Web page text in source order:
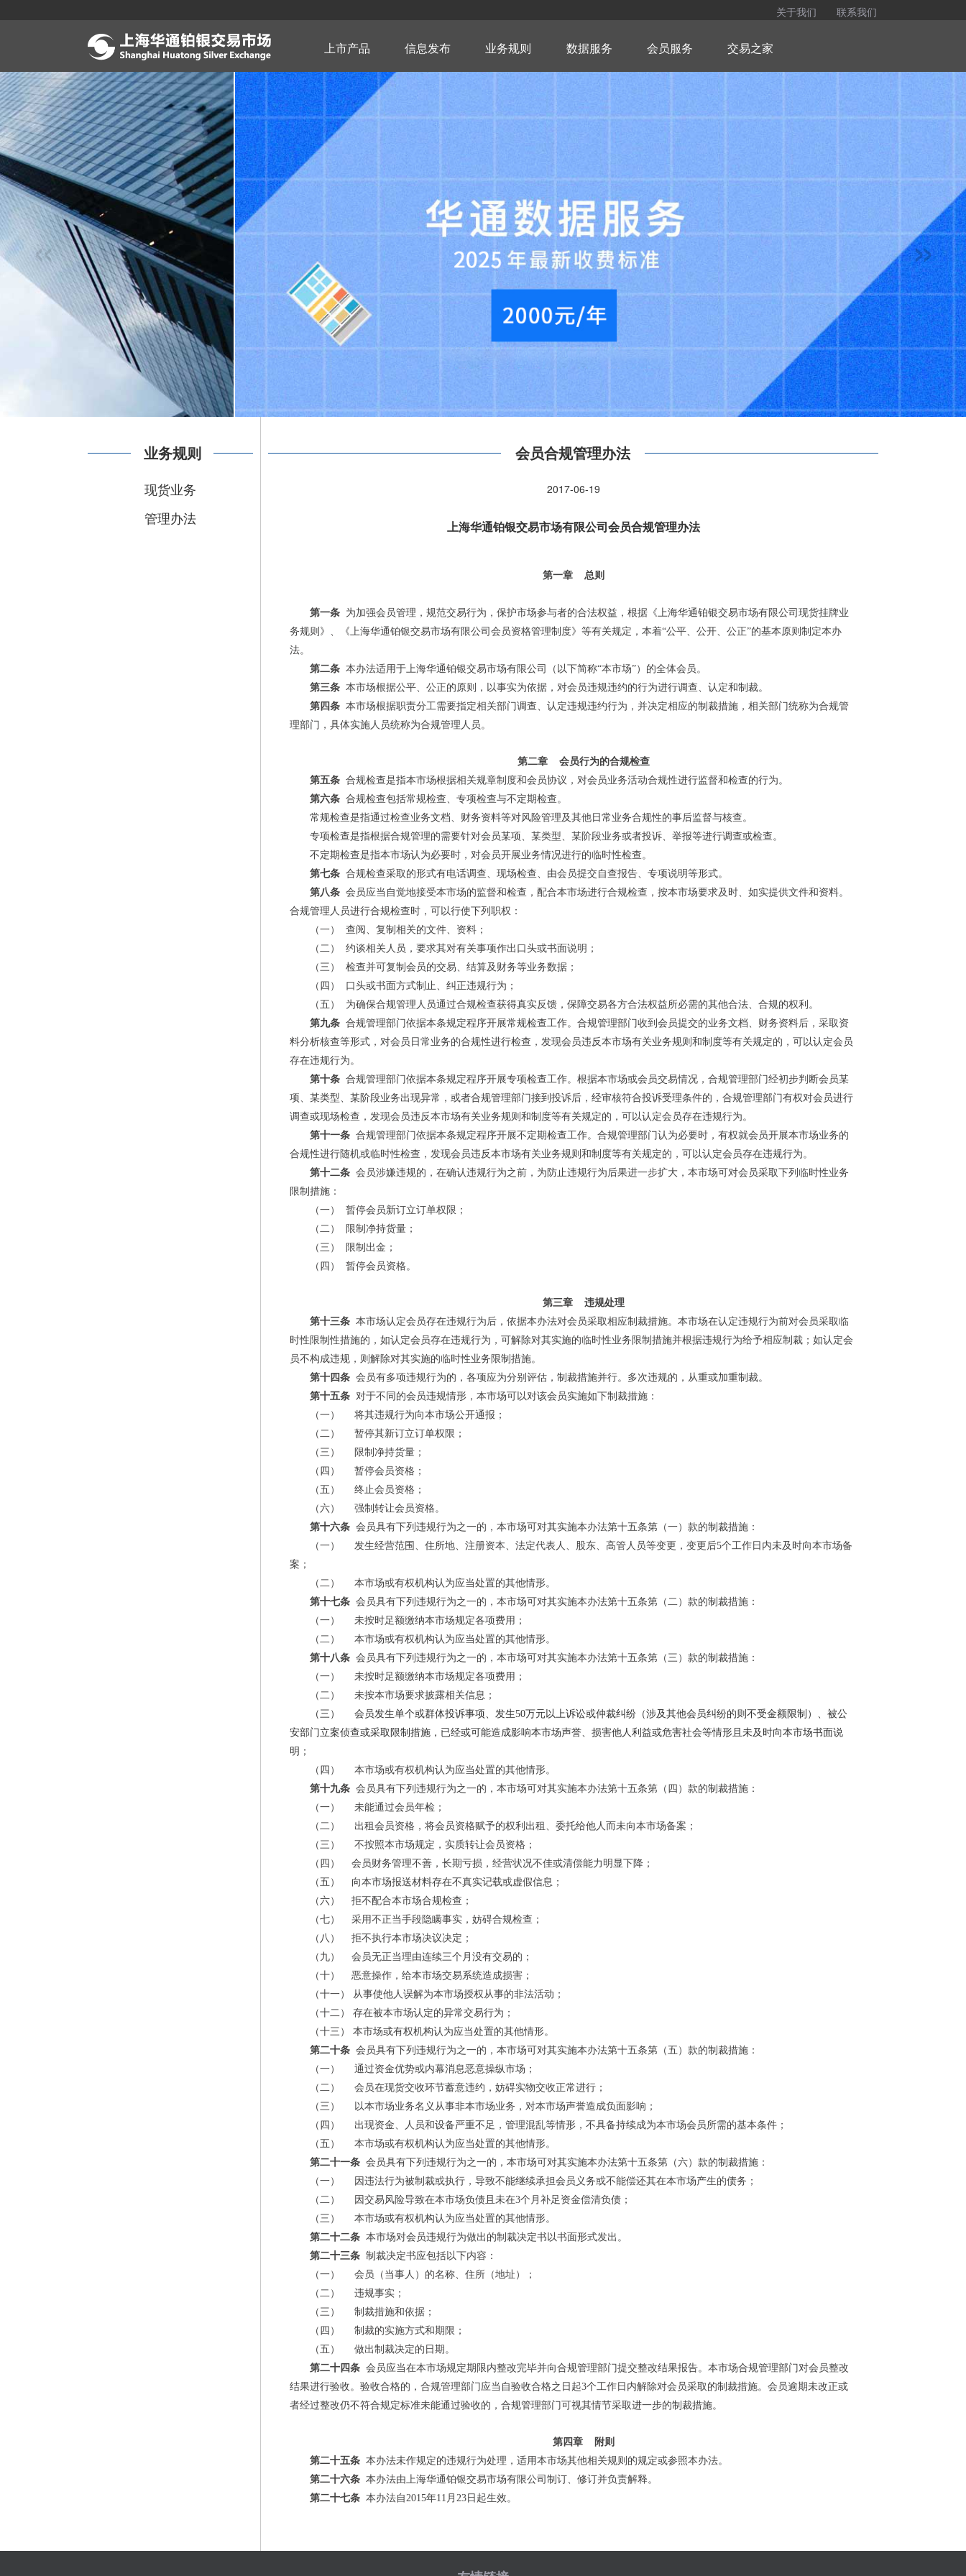
转
内
容
上市产品 信息发布 业务规则 数据服务 会员服务 交易之家
关于我们 联系我们
业务规则
现货业务
管理办法
会员合规管理办法
2017-06-19
上海华通铂银交易市场有限公司会员合规管理办法
第一章 总则
第一条 为加强会员管理，规范交易行为，保护市场参与者的合法权益，根据《上海华通铂银交易市场有限公司现货挂牌业
务规则》、《上海华通铂银交易市场有限公司会员资格管理制度》等有关规定，本着“公平、公开、公正”的基本原则制定本办
法。
第二条 本办法适用于上海华通铂银交易市场有限公司（以下简称“本市场”）的全体会员。
第三条 本市场根据公平、公正的原则，以事实为依据，对会员违规违约的行为进行调查、认定和制裁。
第四条 本市场根据职责分工需要指定相关部门调查、认定违规违约行为，并决定相应的制裁措施，相关部门统称为合规管
理部门，具体实施人员统称为合规管理人员。
第二章
会员行为的合规检查
第五条 合规检查是指本市场根据相关规章制度和会员协议，对会员业务活动合规性进行监督和检查的行为。
第六条 合规检查包括常规检查、专项检查与不定期检查。
常规检查是指通过检查业务文档、财务资料等对风险管理及其他日常业务合规性的事后监督与核查。
专项检查是指根据合规管理的需要针对会员某项、某类型、某阶段业务或者投诉、举报等进行调查或检查。
不定期检查是指本市场认为必要时，对会员开展业务情况进行的临时性检查。
第七条 合规检查采取的形式有电话调查、现场检查、由会员提交自查报告、专项说明等形式。
第八条 会员应当自觉地接受本市场的监督和检查，配合本市场进行合规检查，按本市场要求及时、如实提供文件和资料。
合规管理人员进行合规检查时，可以行使下列职权：
（一）
查阅、复制相关的文件、资料；
（二）
约谈相关人员，要求其对有关事项作出口头或书面说明；
（三）
检查并可复制会员的交易、结算及财务等业务数据；
（四）
口头或书面方式制止、纠正违规行为；
（五）
为确保合规管理人员通过合规检查获得真实反馈，保障交易各方合法权益所必需的其他合法、合规的权利。
第九条 合规管理部门依据本条规定程序开展常规检查工作。合规管理部门收到会员提交的业务文档、财务资料后，采取资
料分析核查等形式，对会员日常业务的合规性进行检查，发现会员违反本市场有关业务规则和制度等有关规定的，可以认定会员
存在违规行为。
第十条 合规管理部门依据本条规定程序开展专项检查工作。根据本市场或会员交易情况，合规管理部门经初步判断会员某
项、某类型、某阶段业务出现异常，或者合规管理部门接到投诉后，经审核符合投诉受理条件的，合规管理部门有权对会员进行
调查或现场检查，发现会员违反本市场有关业务规则和制度等有关规定的，可以认定会员存在违规行为。
第十一条 合规管理部门依据本条规定程序开展不定期检查工作。合规管理部门认为必要时，有权就会员开展本市场业务的
合规性进行随机或临时性检查，发现会员违反本市场有关业务规则和制度等有关规定的，可以认定会员存在违规行为。
第十二条 会员涉嫌违规的，在确认违规行为之前，为防止违规行为后果进一步扩大，本市场可对会员采取下列临时性业务
限制措施：
（一）
暂停会员新订立订单权限；
（二）
限制净持货量；
（三）
限制出金；
（四）
暂停会员资格。
第三章
违规处理
第十三条 本市场认定会员存在违规行为后，依据本办法对会员采取相应制裁措施。本市场在认定违规行为前对会员采取临
时性限制性措施的，如认定会员存在违规行为，可解除对其实施的临时性业务限制措施并根据违规行为给予相应制裁；如认定会
员不构成违规，则解除对其实施的临时性业务限制措施。
第十四条 会员有多项违规行为的，各项应为分别评估，制裁措施并行。多次违规的，从重或加重制裁。
第十五条 对于不同的会员违规情形，本市场可以对该会员实施如下制裁措施：
（一）
将其违规行为向本市场公开通报；
（二）
暂停其新订立订单权限；
（三）
限制净持货量；
（四）
暂停会员资格；
（五）
终止会员资格；
（六）
强制转让会员资格。
第十六条 会员具有下列违规行为之一的，本市场可对其实施本办法第十五条第（一）款的制裁措施：
（一）
发生经营范围、住所地、注册资本、法定代表人、股东、高管人员等变更，变更后5个工作日内未及时向本市场备
案；
（二）
本市场或有权机构认为应当处置的其他情形。
第十七条 会员具有下列违规行为之一的，本市场可对其实施本办法第十五条第（二）款的制裁措施：
（一）
未按时足额缴纳本市场规定各项费用；
（二）
本市场或有权机构认为应当处置的其他情形。
第十八条 会员具有下列违规行为之一的，本市场可对其实施本办法第十五条第（三）款的制裁措施：
（一）
未按时足额缴纳本市场规定各项费用；
（二）
未按本市场要求披露相关信息；
（三）
会员发生单个或群体投诉事项、发生50万元以上诉讼或仲裁纠纷（涉及其他会员纠纷的则不受金额限制）、被公
安部门立案侦查或采取限制措施，已经或可能造成影响本市场声誉、损害他人利益或危害社会等情形且未及时向本市场书面说
明；
（四）
本市场或有权机构认为应当处置的其他情形。
第十九条 会员具有下列违规行为之一的，本市场可对其实施本办法第十五条第（四）款的制裁措施：
（一）
未能通过会员年检；
（二）
出租会员资格，将会员资格赋予的权利出租、委托给他人而未向本市场备案；
（三）
不按照本市场规定，实质转让会员资格；
（四）
会员财务管理不善，长期亏损，经营状况不佳或清偿能力明显下降；
（五）
向本市场报送材料存在不真实记载或虚假信息；
（六）
拒不配合本市场合规检查；
（七）
采用不正当手段隐瞒事实，妨碍合规检查；
（八）
拒不执行本市场决议决定；
（九）
会员无正当理由连续三个月没有交易的；
（十）
恶意操作，给本市场交易系统造成损害；
（十一）
从事使他人误解为本市场授权从事的非法活动；
（十二）
存在被本市场认定的异常交易行为；
（十三） 本市场或有权机构认为应当处置的其他情形。
第二十条 会员具有下列违规行为之一的，本市场可对其实施本办法第十五条第（五）款的制裁措施：
（一）
通过资金优势或内幕消息恶意操纵市场；
（二）
会员在现货交收环节蓄意违约，妨碍实物交收正常进行；
（三）
以本市场业务名义从事非本市场业务，对本市场声誉造成负面影响；
（四）
出现资金、人员和设备严重不足，管理混乱等情形，不具备持续成为本市场会员所需的基本条件；
（五）
本市场或有权机构认为应当处置的其他情形。
第二十一条 会员具有下列违规行为之一的，本市场可对其实施本办法第十五条第（六）款的制裁措施：
（一）
因违法行为被制裁或执行，导致不能继续承担会员义务或不能偿还其在本市场产生的债务；
（二）
因交易风险导致在本市场负债且未在3个月补足资金偿清负债；
（三）
本市场或有权机构认为应当处置的其他情形。
第二十二条 本市场对会员违规行为做出的制裁决定书以书面形式发出。
第二十三条 制裁决定书应包括以下内容：
（一）
会员（当事人）的名称、住所（地址）；
（二）
违规事实；
（三）
制裁措施和依据；
（四）
制裁的实施方式和期限；
（五）
做出制裁决定的日期。
第二十四条 会员应当在本市场规定期限内整改完毕并向合规管理部门提交整改结果报告。本市场合规管理部门对会员整改
结果进行验收。验收合格的，合规管理部门应当自验收合格之日起3个工作日内解除对会员采取的制裁措施。会员逾期未改正或
者经过整改仍不符合规定标准未能通过验收的，合规管理部门可视其情节采取进一步的制裁措施。
第四章
附则
第二十五条 本办法未作规定的违规行为处理，适用本市场其他相关规则的规定或参照本办法。
第二十六条 本办法由上海华通铂银交易市场有限公司制订、修订并负责解释。
第二十七条 本办法自2015年11 月 23 日起生效。